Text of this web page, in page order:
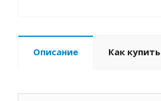
Описание Как купить